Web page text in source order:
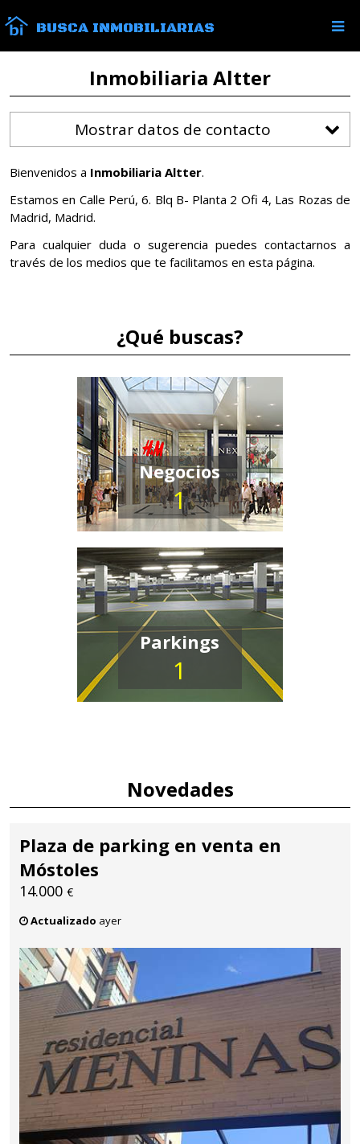
BUSCA INMOBILIARIAS
Inmobiliaria Altter
Mostrar datos de contacto
Bienvenidos a Inmobiliaria Altter.
Estamos en Calle Perú, 6. Blq B- Planta 2 Ofi 4, Las Rozas de
Madrid, Madrid.
Para cualquier duda o sugerencia puedes contactarnos a
través de los medios que te facilitamos en esta página.
¿Qué buscas?
Negocios
1
Parkings
1
Novedades
Plaza de parking en venta en
Móstoles
14.000 €
Actualizado ayer